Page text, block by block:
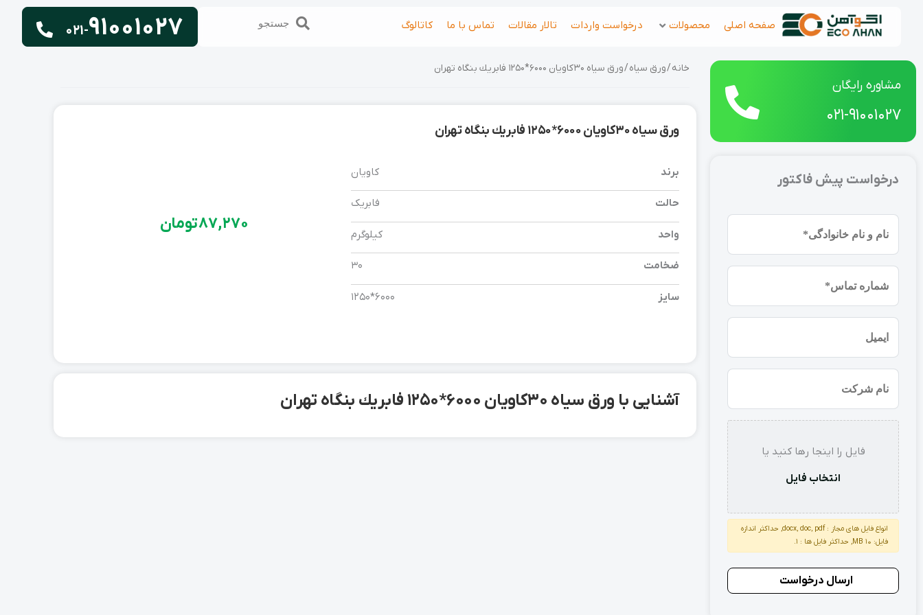
صفحه اصلی محصولات درخواست واردات تالار مقالات تماس با ما کاتالوگ جستجوجستجو 021-91001027
مشاوره رایگان
021-91001027
درخواست پیش فاکتور
نام
خانوادگی
(ضروری)
موبایل
(ضروری)
شرکت
استعلام
فایل را اینجا رها کنید یا
انتخاب فایل
انواع فایل های مجاز : docx, doc, pdf, حداکثر اندازه
فایل: 10 MB, حداکثر فایل ها : 1.
خانه/ورق سیاه/ ورق سیاه 30 کاویان 6000*1250 فابريك بنگاه تهران
ورق سیاه 30 کاویان 6000*1250 فابريك بنگاه تهران
برند کاویان
حالت فابریک
واحد کیلوگرم
ضخامت 30
سایز 6000*1250
87,270تومان
آشنایی با ورق سیاه 30 کاویان 6000*1250 فابريك بنگاه تهران